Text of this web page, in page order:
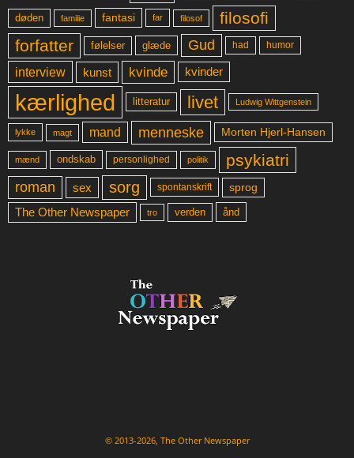
døden familie fantasi far filosof
filosofi
forfatter
følelser glæde Gud had humor
interview kunst kvinde kvinder
kærlighed litteratur livet Ludwig Wittgenstein
lykke magt mand menneske Morten Hjerl-Hansen
mænd ondskab personlighed politik psykiatri
roman sex sorg spontanskrift sprog
The Other Newspaper tro verden ånd
© 2013-2026, The Other Newspaper